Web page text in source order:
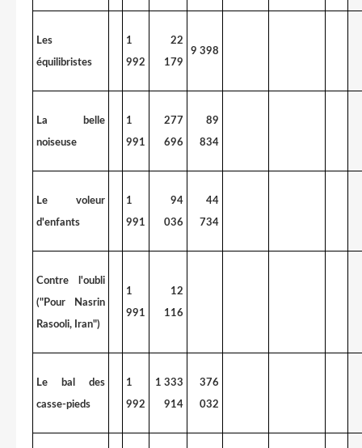
Les
équilibristes
1
992
22
179
9 398
La belle
noiseuse
1
991
277
696
89
834
Le voleur
d'enfants
1
991
94
036
44
734
Contre l'oubli
("Pour Nasrin
Rasooli, Iran")
1
991
12
116
Le bal des
casse-pieds
1
992
1 333
914
376
032